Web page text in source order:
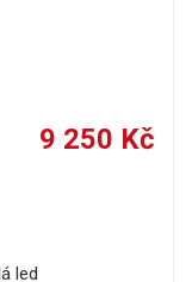
9 250 Kč